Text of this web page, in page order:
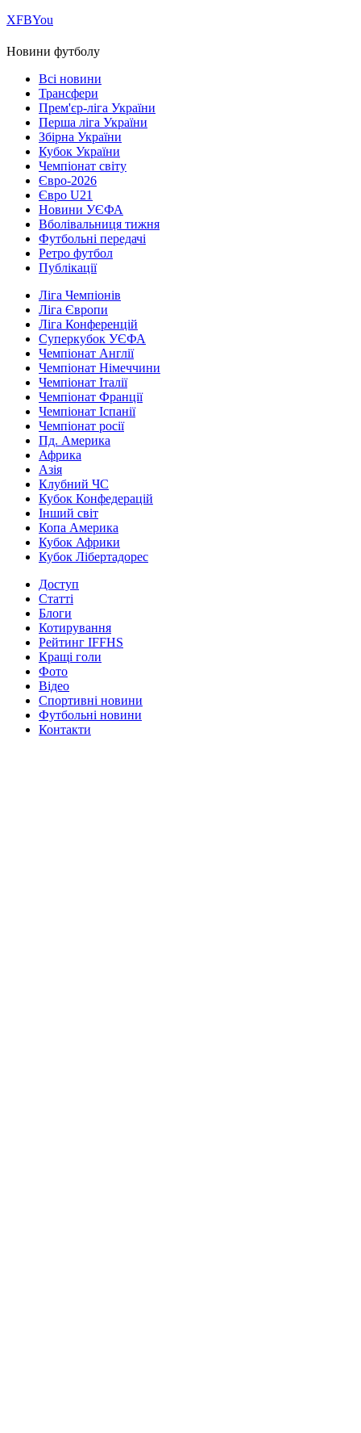
ХFBYou
Новини футболу
Всі новини
Трансфери
Прем'єр-ліга України
Перша ліга України
Збірна України
Кубок України
Чемпіонат світу
Євро-2026
Євро U21
Новини УЄФА
Вболівальниця тижня
Футбольні передачі
Ретро футбол
Публікації
Ліга Чемпіонів
Ліга Європи
Ліга Конференцій
Суперкубок УЄФА
Чемпіонат Англії
Чемпіонат Німеччини
Чемпіонат Італії
Чемпіонат Франції
Чемпіонат Іспанії
Чемпіонат росії
Пд. Америка
Африка
Азія
Клубний ЧС
Кубок Конфедерацій
Інший світ
Копа Америка
Кубок Африки
Кубок Лібертадорес
Доступ
Статті
Блоги
Котирування
Рейтинг IFFHS
Кращі голи
Фото
Відео
Спортивні новини
Футбольні новини
Контакти